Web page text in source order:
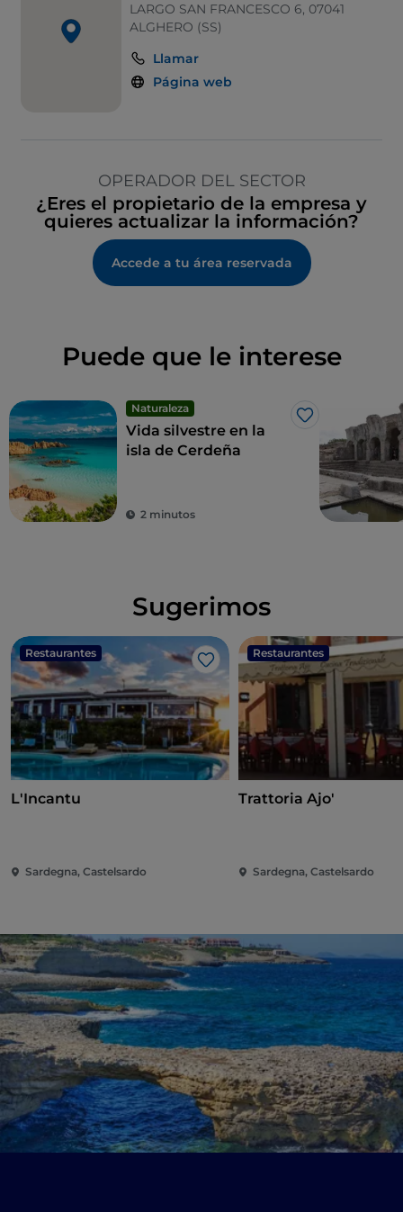
Wi-Fi
LARGO SAN FRANCESCO 6, 07041
ALGHERO (SS)
Llamar
Página web
OPERADOR DEL SECTOR
¿Eres el propietario de la empresa y
quieres actualizar la información?
Accede a tu área reservada
Puede que le interese
Naturaleza
Me gusta
Vida silvestre en la
isla de Cerdeña
2 minutos
Sugerimos
Restaurantes
Me gusta
L'Incantu
Sardegna, Castelsardo
Restaurantes
Trattoria Ajo'
Sardegna, Castelsardo